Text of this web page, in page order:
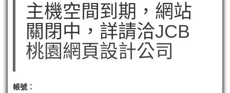
主機空間到期，網站
關閉中，詳請洽JCB
桃園網頁設計公司
帳號：